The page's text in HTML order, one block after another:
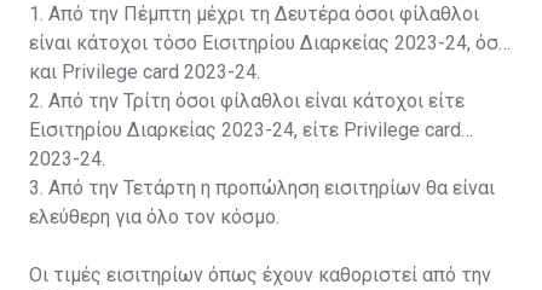
1. Από την Πέμπτη μέχρι τη Δευτέρα όσοι φίλαθλοι
είναι κάτοχοι τόσο Εισιτηρίου Διαρκείας 2023-24, όσο
και Privilege card 2023-24.
2. Από την Τρίτη όσοι φίλαθλοι είναι κάτοχοι είτε
Εισιτηρίου Διαρκείας 2023-24, είτε Privilege card
2023-24.
3. Από την Τετάρτη η προπώληση εισιτηρίων θα είναι
ελεύθερη για όλο τον κόσμο.
Οι τιμές εισιτηρίων όπως έχουν καθοριστεί από την